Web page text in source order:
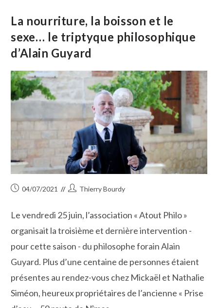
En
Marge
!
»
La nourriture, la boisson et le
sexe… le triptyque philosophique
d’Alain Guyard
Publication
04/07/2021
Auteur/autrice
publication :
Thierry Bourdy
Le vendredi 25 juin, l’association « Atout Philo »
organisait la troisième et dernière intervention -
pour cette saison - du philosophe forain Alain
Guyard. Plus d’une centaine de personnes étaient
présentes au rendez-vous chez Mickaël et Nathalie
Siméon, heureux propriétaires de l’ancienne « Prise